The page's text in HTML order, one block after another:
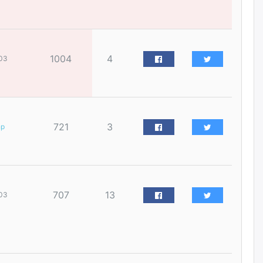
дурдлаа
Өмгөөлөгч Б.Оюунбилэг:
хууль хяналтын байгууллагаар
зогсоож, Арабын орнуудаас
1004 4
721 3
707 13